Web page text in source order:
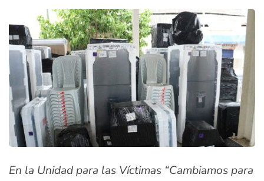
En la Unidad para las Víctimas “Cambiamos para